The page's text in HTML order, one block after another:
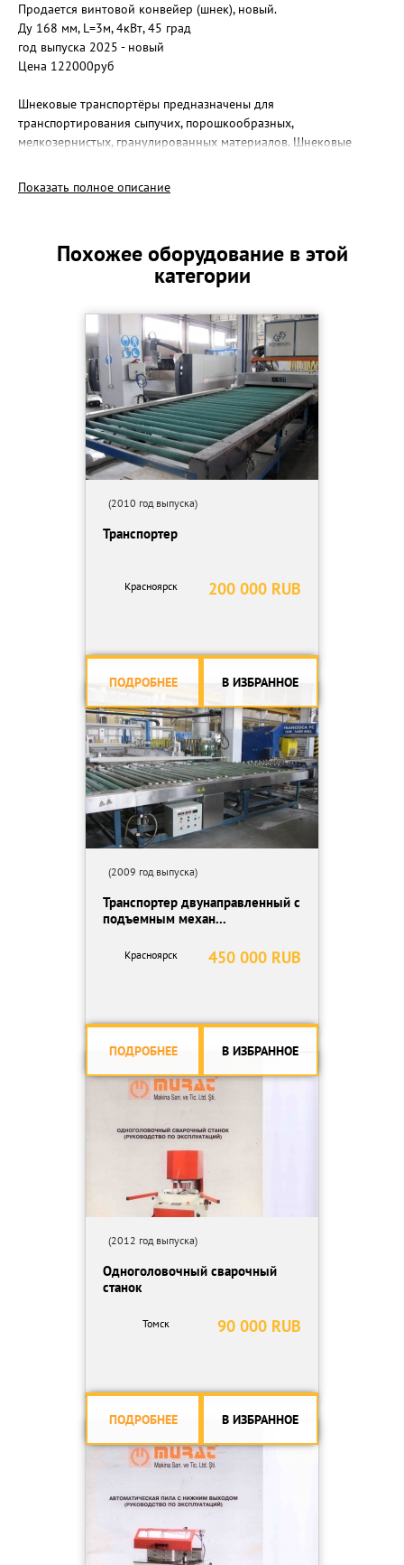
Продается винтовой конвейер (шнек), новый.
Ду 168 мм, L=3м, 4кВт, 45 град
год выпуска 2025 - новый
Цена 122000руб
Шнековые транспортёры предназначены для
транспортирования сыпучих, порошкообразных,
мелкозернистых, гранулированных материалов. Шнековые
риалов, на складах цемента, заводах сухих смесей, в сельском
хозяйстве, пищевой, химической и фармацевтической
Показать полное описание
Похожее оборудование в этой
категории
(2010 год выпуска)
Транспортер
200 000 RUB
Красноярск
ПОДРОБНЕЕ В ИЗБРАННОЕ
(2009 год выпуска)
Транспортер двунаправленный с
подъемным механ...
450 000 RUB
Красноярск
ПОДРОБНЕЕ В ИЗБРАННОЕ
(2012 год выпуска)
Одноголовочный сварочный
станок
90 000 RUB
Томск
ПОДРОБНЕЕ В ИЗБРАННОЕ